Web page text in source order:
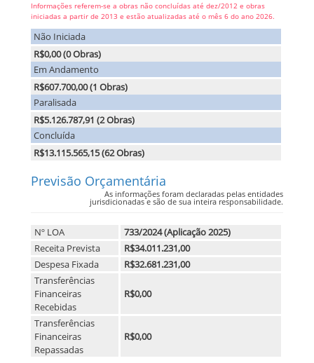
Informações referem-se a obras não concluídas até dez/2012 e obras
iniciadas a partir de 2013 e estão atualizadas até o mês 6 do ano 2026.
Não Iniciada
R$0,00 (0 Obras)
Em Andamento
R$607.700,00 (1 Obras)
Paralisada
R$5.126.787,91 (2 Obras)
Concluída
R$13.115.565,15 (62 Obras)
Previsão Orçamentária
As informações foram declaradas pelas entidades
jurisdicionadas e são de sua inteira responsabilidade.
Nº LOA
733/2024 (Aplicação 2025)
Receita Prevista
R$34.011.231,00
Despesa Fixada
R$32.681.231,00
Transferências
Financeiras
Recebidas
R$0,00
Transferências
Financeiras
Repassadas
R$0,00